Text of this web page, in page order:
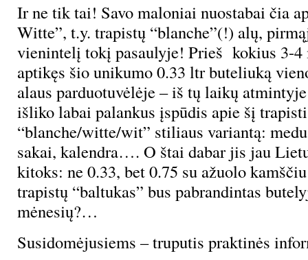
Ir ne tik tai! Savo maloniai nuostabai čia
Witte”, t.y. trapistų “blanche”(!) alų,
vienintelį tokį pasaulyje! Prieš kokius 3-4
aptikęs šio unikumo 0.33 ltr buteliuką
alaus parduotuvėlėje – iš tų laikų
išliko labai palankus įspūdis apie šį
“blanche/witte/wit” stiliaus variantą:
sakai, kalendra…. O štai dabar jis jau
kitoks: ne 0.33, bet 0.75 su ažuolo
trapistų “baltukas” bus pabrandintas
mėnesių?…
Susidomėjusiems – truputis praktinės